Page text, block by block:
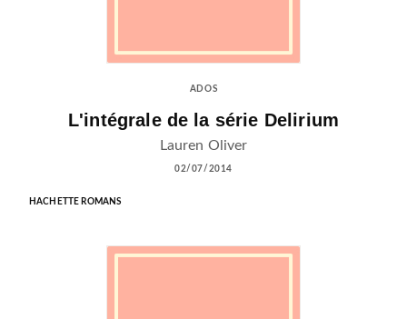
ADOS
L'intégrale de la série Delirium
Lauren Oliver
02/07/2014
HACHETTE ROMANS